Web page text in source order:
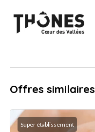
Offres similaires
Super établissement